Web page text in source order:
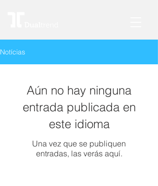
Notícias
Aún no hay ninguna
entrada publicada en
este idioma
Una vez que se publiquen
entradas, las verás aquí.